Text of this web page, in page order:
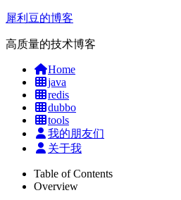
犀利豆的博客
高质量的技术博客
Home
java
redis
dubbo
tools
我的朋友们
关于我
Table of Contents
Overview